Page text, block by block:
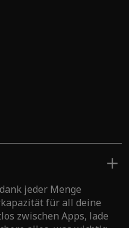
jeder Menge
für all deine
zwischen Apps, lade